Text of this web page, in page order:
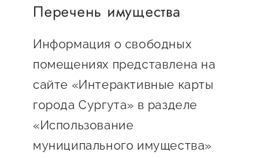
производства
Организации,
предоставляющие поддержку
Интерактивные сервисы
Каталог маркетплейсов
Каталог креативной
продукции
Госзакупки для малого
Перечень имущества
Информация о свободных
помещениях представлена на
сайте «Интерактивные карты
города Сургута» в разделе
«Использование
муниципального имущества»